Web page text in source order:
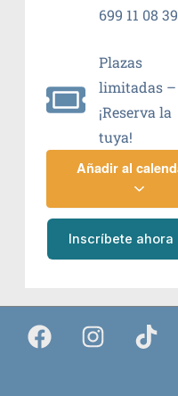
699 11 08 39
Plazas
limitadas –
¡Reserva la
tuya!
Inscríbete ahora